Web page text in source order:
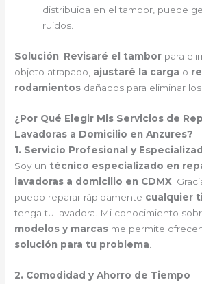
distribuida en el tambor, puede
ruidos.
Solución: Revisaré el tambor para
objeto atrapado, ajustaré la carga o
rodamientos dañados para eliminar
¿Por Qué Elegir Mis Servicios de
Lavadoras a Domicilio en Anzures?
1. Servicio Profesional y
Soy un técnico especializado en
lavadoras a domicilio en CDMX .
puedo reparar rápidamente cualquier
tenga tu lavadora. Mi conocimiento
modelos y marcas me permite
solución para tu problema
2. Comodidad y Ahorro de Tiempo